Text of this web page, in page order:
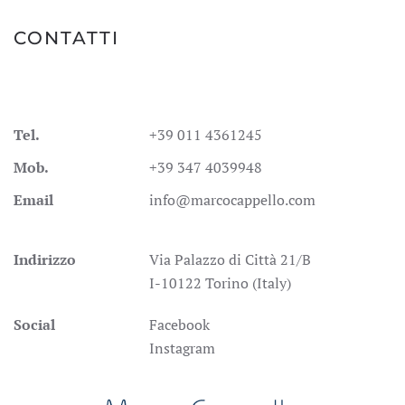
CONTATTI
Tel.
+39 011 4361245
Mob.
+39 347 4039948
Email
info@marcocappello.com
Indirizzo
Via Palazzo di Città 21/B
I-10122 Torino (Italy)
Social
Facebook
Instagram